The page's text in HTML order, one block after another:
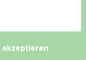
akzeptieren